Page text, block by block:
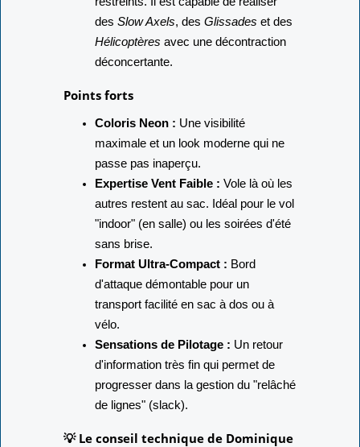
des Slow Axels, des Glissades et des
Hélicoptères avec une décontraction
déconcertante.
Points forts
Coloris Neon : Une visibilité
maximale et un look moderne qui ne
passe pas inaperçu.
Expertise Vent Faible : Vole là où les
autres restent au sac. Idéal pour le vol
"indoor" (en salle) ou les soirées d'été
sans brise.
Format Ultra-Compact : Bord
d'attaque démontable pour un
transport facilité en sac à dos ou à
vélo.
Sensations de Pilotage : Un retour
d'information très fin qui permet de
progresser dans la gestion du "relâché
de lignes" (slack).
💡 Le conseil technique de Dominique